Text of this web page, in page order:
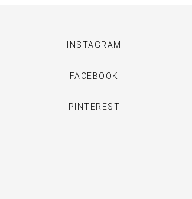
INSTAGRAM
FACEBOOK
PINTEREST